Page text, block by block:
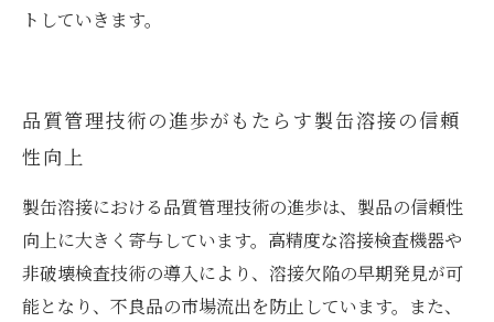
トしていきます。
品質管理技術の進歩がもたらす製缶溶接の信頼
性向上
製缶溶接における品質管理技術の進歩は、製品の信頼性
向上に大きく寄与しています。高精度な溶接検査機器や
非破壊検査技術の導入により、溶接欠陥の早期発見が可
能となり、不良品の市場流出を防止しています。また、